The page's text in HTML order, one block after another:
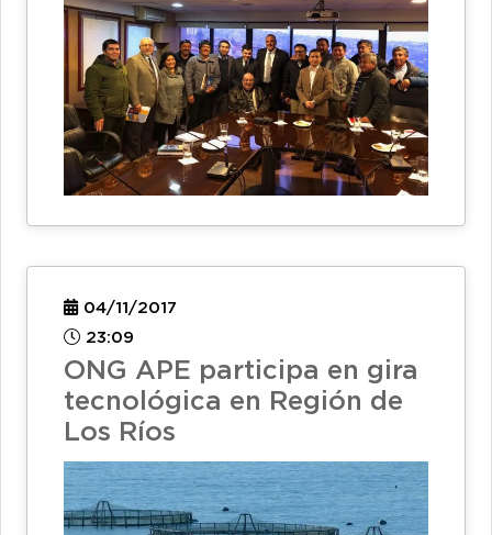
04/11/2017
23:09
ONG APE participa en gira
tecnológica en Región de
Los Ríos